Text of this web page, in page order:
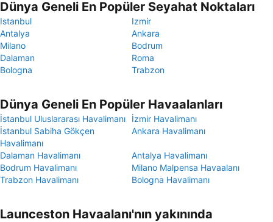
Dünya Geneli En Popüler Seyahat Noktaları
Istanbul
Izmir
Antalya
Ankara
Milano
Bodrum
Dalaman
Roma
Bologna
Trabzon
Dünya Geneli En Popüler Havaalanları
İstanbul Uluslararası Havalimanı
İzmir Havalimanı
İstanbul Sabiha Gökçen
Havalimanı
Ankara Havalimanı
Dalaman Havalimanı
Antalya Havalimanı
Bodrum Havalimanı
Milano Malpensa Havaalanı
Trabzon Havalimanı
Bologna Havalimanı
Launceston Havaalanı'nın yakınında